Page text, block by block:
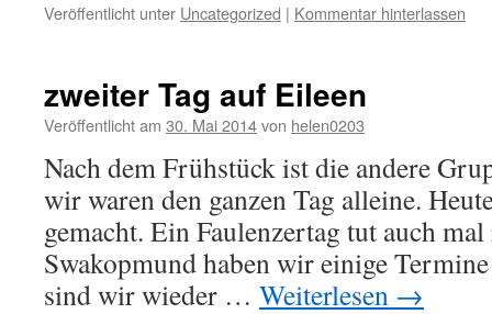
Veröffentlicht unter Uncategorized | Kommentar hinterlassen
zweiter Tag auf Eileen
Veröffentlicht am 30. Mai 2014von helen0203
Nach dem Frühstück ist die andere
wir waren den ganzen Tag alleine.
gemacht. Ein Faulenzertag tut auch
Swakopmund haben wir einige
sind wir wieder … Weiterlesen →